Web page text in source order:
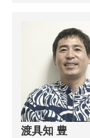
渡具知 豊